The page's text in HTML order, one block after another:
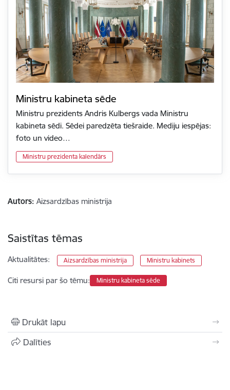
Ministru kabineta sēde
Ministru prezidents Andris Kulbergs vada Ministru
kabineta sēdi. Sēdei paredzēta tiešraide. Mediju iespējas:
foto un video…
Ministru prezidenta kalendārs
Autors: Aizsardzības ministrija
Saistītas tēmas
Aktualitātes: Aizsardzības ministrija Ministru kabinets
Citi resursi par šo tēmu: Ministru kabineta sēde
Drukāt lapu
Dalīties